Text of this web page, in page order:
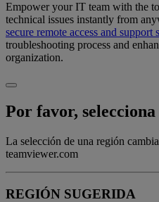
Empower your IT team with the
technical issues instantly from
secure remote access and support
troubleshooting process and
organization.
Por favor,
La selección de una región
teamviewer.com
REGIÓN SUGERIDA